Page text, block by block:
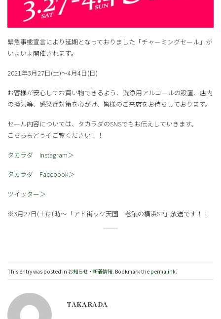
緊急事態宣言により延期となっておりました「チャーミングセール」が
いよいよ開催されます。
2021年3月27日(土)～4月4日(日)
お客様が安心してお買い物できるよう、洗浄用アルコールの設置、店内
の換気等、感染症対策を心がけ、皆様のご来店をお待ちしております。
セール内容については、タカラダのSNSでもお伝えしていきます。
こちらもどうぞご覧ください！！
タカラダ Instagram＞
タカラダ Facebook＞
ツイッター＞
※3月27日(土)21時～「アド街ック天国 老舗の横浜SP」放送です！！
This entry was posted in お知らせ・新着情報. Bookmark the permalink.
TAKARADA